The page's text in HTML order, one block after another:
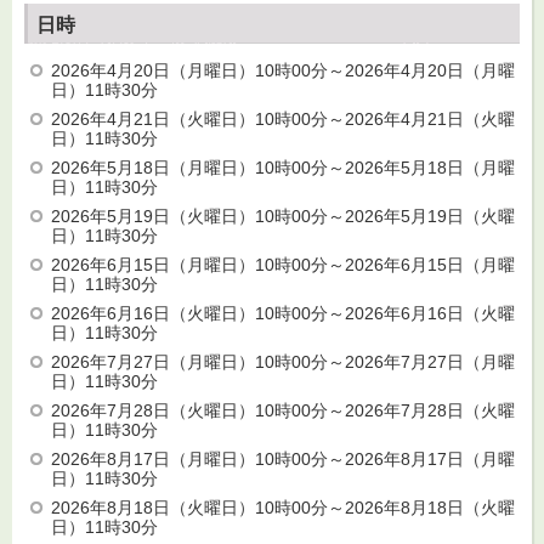
日時
2026年4月20日（月曜日）10時00分～2026年4月20日（月曜
日）11時30分
2026年4月21日（火曜日）10時00分～2026年4月21日（火曜
日）11時30分
2026年5月18日（月曜日）10時00分～2026年5月18日（月曜
日）11時30分
2026年5月19日（火曜日）10時00分～2026年5月19日（火曜
日）11時30分
2026年6月15日（月曜日）10時00分～2026年6月15日（月曜
日）11時30分
2026年6月16日（火曜日）10時00分～2026年6月16日（火曜
日）11時30分
2026年7月27日（月曜日）10時00分～2026年7月27日（月曜
日）11時30分
2026年7月28日（火曜日）10時00分～2026年7月28日（火曜
日）11時30分
2026年8月17日（月曜日）10時00分～2026年8月17日（月曜
日）11時30分
2026年8月18日（火曜日）10時00分～2026年8月18日（火曜
日）11時30分